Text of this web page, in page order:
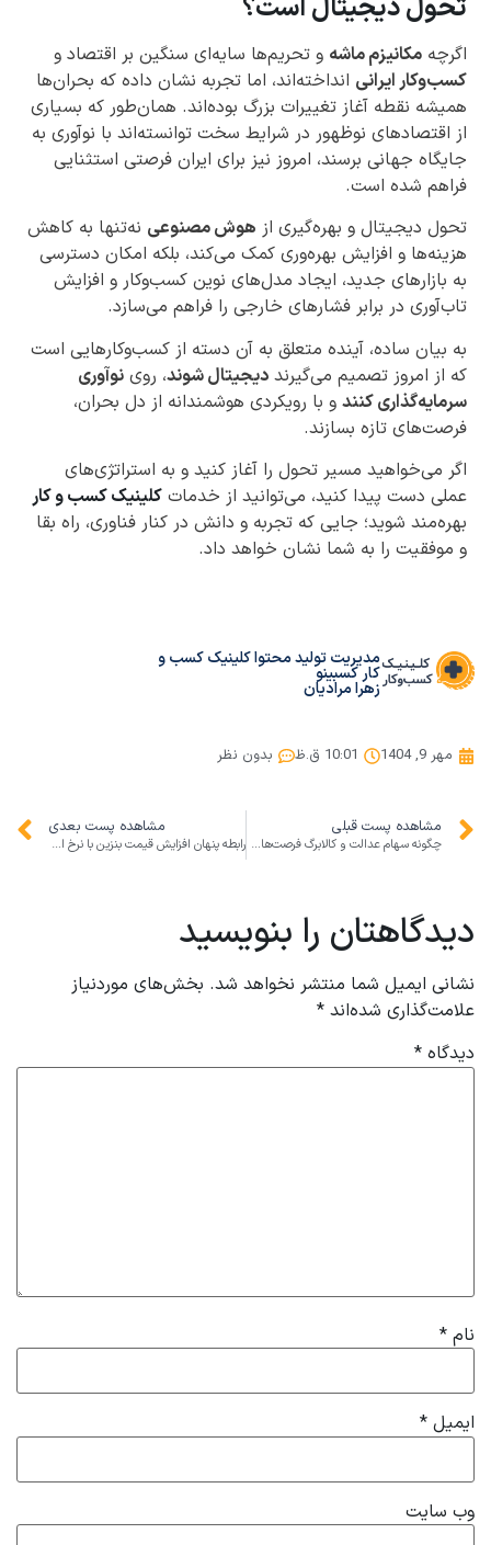
تحول دیجیتال است؟
اگرچه مکانیزم ماشه و تحریم‌ها سایه‌ای سنگین بر اقتصاد و
کسب‌وکار ایرانی انداخته‌اند، اما تجربه نشان داده که بحران‌ها
همیشه نقطه آغاز تغییرات بزرگ بوده‌اند. همان‌طور که بسیاری
از اقتصادهای نوظهور در شرایط سخت توانسته‌اند با نوآوری به
جایگاه جهانی برسند، امروز نیز برای ایران فرصتی استثنایی
فراهم شده است.
تحول دیجیتال و بهره‌گیری از هوش مصنوعی نه‌تنها به کاهش
هزینه‌ها و افزایش بهره‌وری کمک می‌کند، بلکه امکان دسترسی
به بازارهای جدید، ایجاد مدل‌های نوین کسب‌وکار و افزایش
تاب‌آوری در برابر فشارهای خارجی را فراهم می‌سازد.
به بیان ساده، آینده متعلق به آن دسته از کسب‌وکارهایی است
که از امروز تصمیم می‌گیرند دیجیتال شوند، روی نوآوری
سرمایه‌گذاری کنند و با رویکردی هوشمندانه از دل بحران،
فرصت‌های تازه بسازند.
اگر می‌خواهید مسیر تحول را آغاز کنید و به استراتژی‌های
عملی دست پیدا کنید، می‌توانید از خدمات کلینیک کسب و کار
بهره‌مند شوید؛ جایی که تجربه و دانش در کنار فناوری، راه بقا
و موفقیت را به شما نشان خواهد داد.
مدیریت تولید محتوا کلینیک کسب و
کار کسبینو
زهرا مرادیان
مهر 9, 1404 10:01 ق.ظ بدون نظر
مشاهده پست قبلی
چگونه سهام عدالت و کالابرگ فرصت‌های کسب‌وکار و مدیریت مالی خانوار را متحول می‌کنند؟
مشاهده پست بعدی
رابطه پنهان افزایش قیمت بنزین با نرخ ارز و طلا | تاثیر شگفت‌انگیز بر مدیریت مالی خانوار و فرصت‌های کسب‌وکار
دیدگاهتان را بنویسید
نشانی ایمیل شما منتشر نخواهد شد. بخش‌های موردنیاز
علامت‌گذاری شده‌اند *
دیدگاه *
نام *
ایمیل *
وب‌ سایت